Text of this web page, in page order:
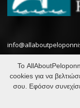
Σχετικά με εμάς
Στις σελίδες του
Το
cookies για να
σου. Εφόσον